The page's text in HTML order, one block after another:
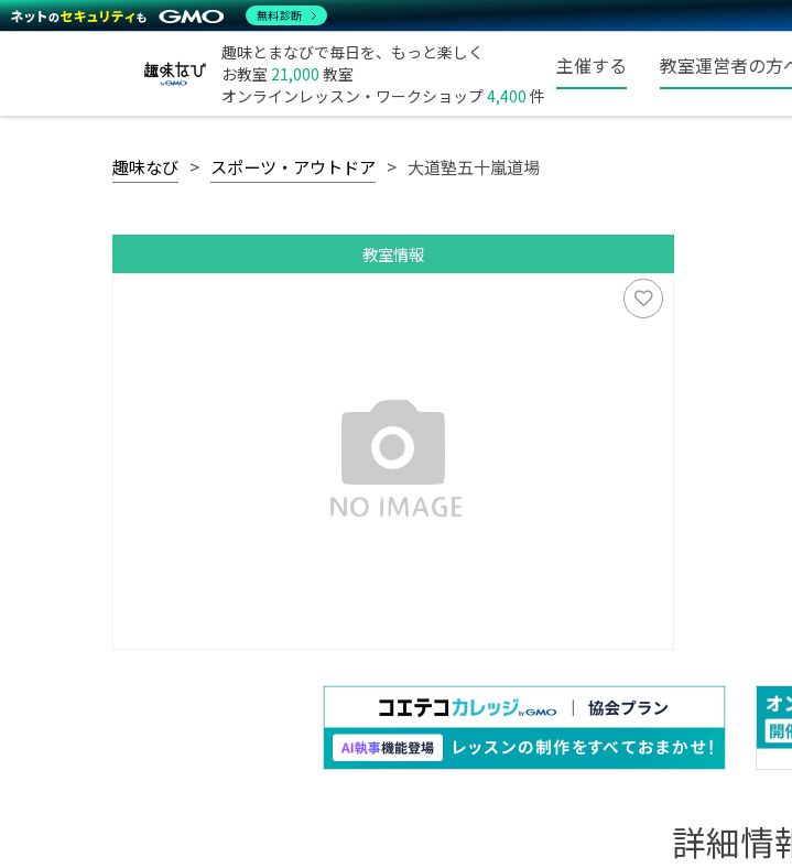
趣味とまなびで毎日を、もっと楽しく
お教室 21,000 教室
オンラインレッスン・ワークショップ4,400 件
主催する 教室運営者の方
趣味なび スポーツ・アウトドア 大道塾五十嵐道場
教室情報
詳細情
無料診断